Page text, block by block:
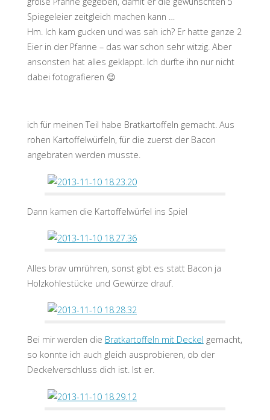
Spiegeleier zeitgleich machen kann …
Hm. Ich kam gucken und was sah ich? Er hatte ganze 2
Eier in der Pfanne – das war schon sehr witzig. Aber
ansonsten hat alles geklappt. Ich durfte ihn nur nicht
dabei fotografieren 😉
ich für meinen Teil habe Bratkartoffeln gemacht. Aus
rohen Kartoffelwürfeln, für die zuerst der Bacon
angebraten werden musste.
Dann kamen die Kartoffelwürfel ins Spiel
Alles brav umrühren, sonst gibt es statt Bacon ja
Holzkohlestücke und Gewürze drauf.
Bei mir werden die Bratkartoffeln mit Deckel gemacht,
so konnte ich auch gleich ausprobieren, ob der
Deckelverschluss dich ist. Ist er.